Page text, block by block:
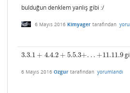
bulduğun denklem yanlış gibi :/
6 Mayıs 2016 Kimyager tarafından
3.3.1 + 4.4.2 + 5.5.3+. . . +11.11.9
3.3.1+4.4.2+5.5.3 +...+11.11.9
6 Mayıs 2016 Ozgur tarafından yorumlandı